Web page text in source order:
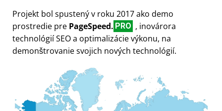
Projekt bol spustený v roku 2017 ako demo
prostredie pre PageSpeed. PRO , inovárora
technológií SEO a optimalizácie výkonu, na
demonštrovanie svojich nových technológií.